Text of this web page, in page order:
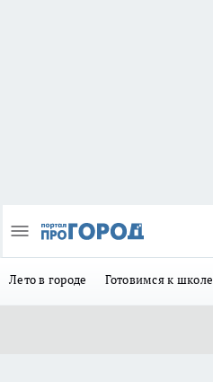
Лето в городе Готовимся к школе